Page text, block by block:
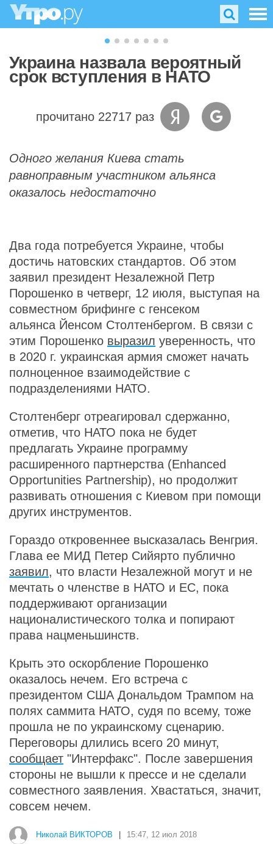
Украина назвала вероятный
срок вступления в НАТО
прочитано 22717 раз
Одного желания Киева стать
равноправным участником альянса
оказалось недостаточно
Два года потребуется Украине, чтобы
достичь натовских стандартов. Об этом
заявил президент Незалежной Петр
Порошенко в четверг, 12 июля, выступая на
совместном брифинге с генсеком
альянса Йенсом Столтенбергом. В связи с
этим Порошенко выразил уверенность, что
в 2020 г. украинская армия сможет начать
полноценное взаимодействие с
подразделениями НАТО.
Столтенберг отреагировал сдержанно,
отметив, что НАТО пока не будет
предлагать Украине программу
расширенного партнерства (Enhanced
Opportunities Partnership), но продолжит
развивать отношения с Киевом при помощи
других инструментов.
Гораздо откровеннее высказалась Венгрия.
Глава ее МИД Петер Сийярто публично
заявил, что власти Незалежной могут и не
мечтать о членстве в НАТО и ЕС, пока
поддерживают организации
националистического толка и попирают
права нацменьшинств.
Крыть это оскорбление Порошенко
оказалось нечем. Его встреча с
президентом США Дональдом Трампом на
полях саммита НАТО, судя по всему, тоже
прошла не по украинскому сценарию.
Переговоры длились всего 20 минут,
сообщает "Интерфакс". После завершения
стороны не вышли к прессе и не сделали
совместного заявления. Хвастаться, значит,
совсем нечем.
Николай ВИКТОРОВ 15:47, 12 июл 2018